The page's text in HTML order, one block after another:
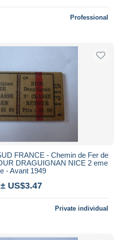
Professional
FRANCE - Chemin de Fer de
DRAGUIGNAN NICE 2 eme
- Avant 1949
± US$3.47
Private individual